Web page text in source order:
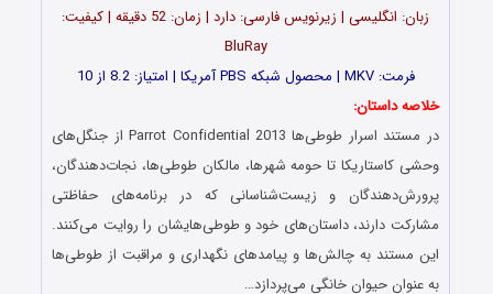
زبان: انگلیسی | زیرنویس فارسی: دارد | زمان: 52 دقیقه | کیفیت:
BluRay
فرمت: MKV | محصول شبکه PBS آمریکا | امتیاز: 8.2 از 10
خلاصه داستان:
در مستند اسرار طوطی‌ها Parrot Confidential 2013 از جنگل‌های
وحشی کاستاریکا تا حومه‌ شهرها، مالکان طوطی‌ها، نجات‌دهندگان،
پرورش‌دهندگان و زیست‌شناسانی که در برنامه‌های حفاظتی
مشارکت دارند، داستان‌های خود و طوطی‌هایشان را روایت می‌کنند.
این مستند به چالش‌ها و پیامدهای نگهداری و مراقبت از طوطی‌ها
به عنوان حیوان خانگی می‌پردازد…